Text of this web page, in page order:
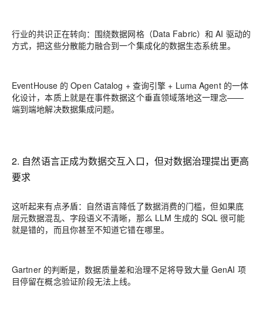
行业的共识正在转向：围绕数据网格（Data Fabric）和 AI 驱动的
方式，把这些分散能力融合到一个集成化的数据生态系统里。
EventHouse 的 Open Catalog + 查询引擎 + Luma Agent 的一体
化设计，本质上就是在事件数据这个垂直领域落地这一理念——
端到端地解决数据集成问题。
2. 自然语言正成为数据交互入口，但对数据治理提出更高
要求
这听起来有点矛盾：自然语言降低了数据消费的门槛，但如果底
层元数据混乱、字段语义不清晰，那么 LLM 生成的 SQL 很可能
就是错的，而且你甚至不知道它错在哪里。
Gartner 的判断是，数据质量差和治理不足将导致大量 GenAI 项
目停留在概念验证阶段无法上线。